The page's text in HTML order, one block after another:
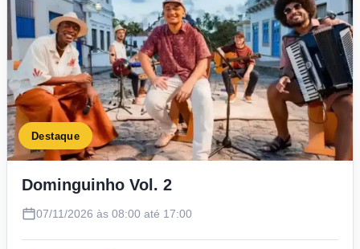
Destaque
Dominguinho Vol. 2
07/11/2026 às 08:00 até 17:00